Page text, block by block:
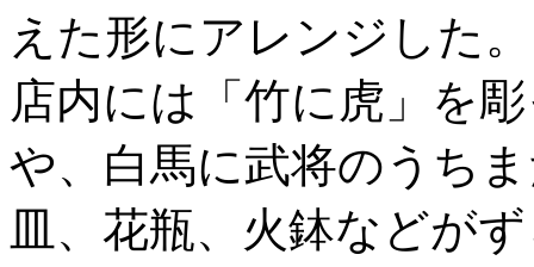
えた形にアレンジした。
店内には「竹に虎」を
や、白馬に武将のうち
皿、花瓶、火鉢などが